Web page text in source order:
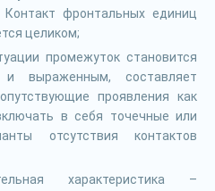
фронтальных единиц
целиком;
промежуток становится
выраженным, составляет
проявления как
в себя точечные или
отсутствия контактов
характеристика –